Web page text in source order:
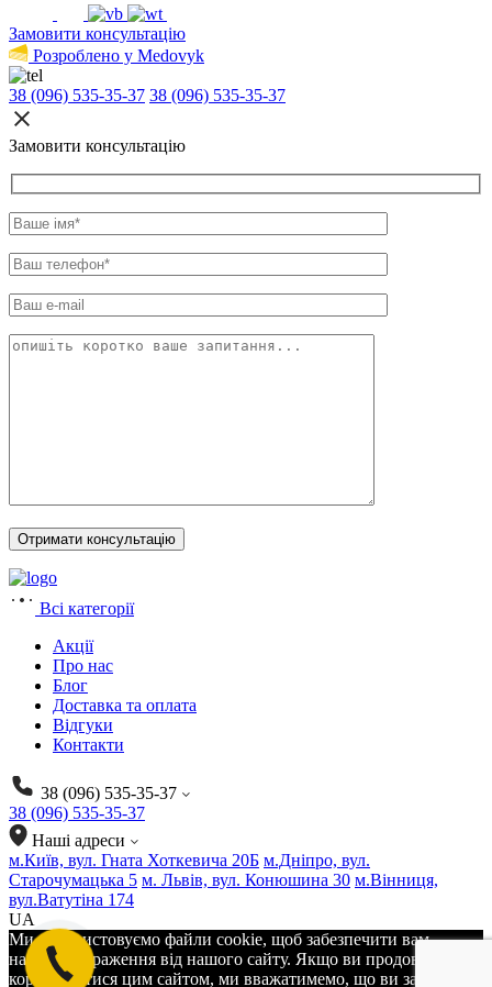
Замовити консультацію
Розроблено у Medovyk
38 (096) 535-35-37 38 (096) 535-35-37
Замовити консультацію
Всі категорії
Акції
Про нас
Блог
Доставка та оплата
Відгуки
Контакти
38 (096) 535-35-37
38 (096) 535-35-37
Наші адреси
м.Київ, вул. Гната Хоткевича 20Б м.Дніпро, вул.
Старочумацька 5 м. Львів, вул. Конюшина 30 м.Вінниця,
вул.Ватутіна 174
UA
Ми використовуємо файли cookie, щоб забезпечити вам
найкращі враження від нашого сайту. Якщо ви продовжите
користуватися цим сайтом, ми вважатимемо, що ви задоволені